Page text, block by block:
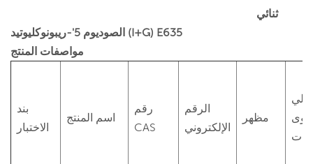
ثنائي
الصوديوم 5'-ريبونوكليوتيد (I+G) E635
مواصفات المنتج
بند
الاختبار
اسم المنتج
رقم
CAS
الرقم
الإلكتروني
مظهر